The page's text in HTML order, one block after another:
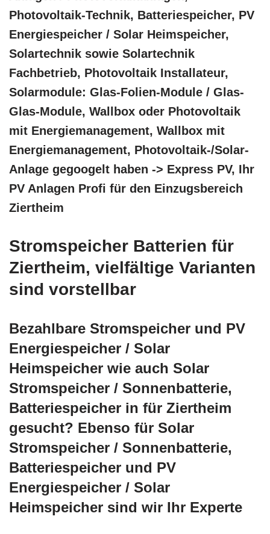
Photovoltaik-Technik, Batteriespeicher, PV
Energiespeicher / Solar Heimspeicher,
Solartechnik sowie Solartechnik
Fachbetrieb, Photovoltaik Installateur,
Solarmodule: Glas-Folien-Module / Glas-
Glas-Module, Wallbox oder Photovoltaik
mit Energiemanagement, Wallbox mit
Energiemanagement, Photovoltaik-/Solar-
Anlage gegoogelt haben -> Express PV, Ihr
PV Anlagen Profi für den Einzugsbereich
Ziertheim
Stromspeicher Batterien für
Ziertheim, vielfältige Varianten
sind vorstellbar
Bezahlbare Stromspeicher und PV
Energiespeicher / Solar
Heimspeicher wie auch Solar
Stromspeicher / Sonnenbatterie,
Batteriespeicher in für Ziertheim
gesucht? Ebenso für Solar
Stromspeicher / Sonnenbatterie,
Batteriespeicher und PV
Energiespeicher / Solar
Heimspeicher sind wir Ihr Experte